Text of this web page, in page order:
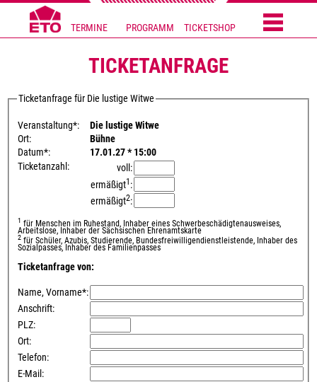
TERMINE PROGRAMM TICKETSHOP
TICKETANFRAGE
Ticketanfrage für Die lustige Witwe
Veranstaltung*:
Die lustige Witwe
Ort:
Bühne
Datum*:
17.01.27 * 15:00
Ticketanzahl:
voll:
ermäßigt1 :
ermäßigt2:
1 für Menschen im Ruhestand, Inhaber eines Schwerbeschädigtenausweises,
Arbeitslose, Inhaber der Sächsischen Ehrenamtskarte
2für Schüler, Azubis, Studierende, Bundesfreiwilligendienstleistende, Inhaber des
Sozialpasses, Inhaber des Familienpasses
Ticketanfrage von:
Name, Vorname*:
Anschrift:
PLZ:
Ort:
Telefon:
E-Mail: